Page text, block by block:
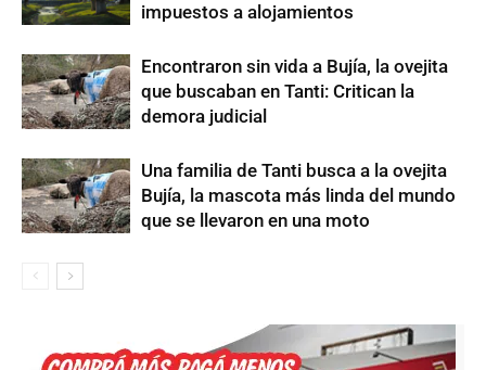
impuestos a alojamientos
Encontraron sin vida a Bujía, la ovejita
que buscaban en Tanti: Critican la
demora judicial
Una familia de Tanti busca a la ovejita
Bujía, la mascota más linda del mundo
que se llevaron en una moto